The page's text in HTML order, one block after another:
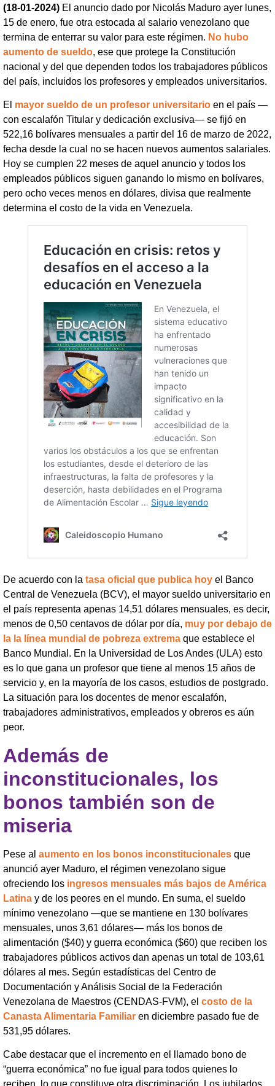
(18-01-2024) El anuncio dado por Nicolás Maduro ayer lunes,
15 de enero, fue otra estocada al salario venezolano que
termina de enterrar su valor para este régimen. No hubo
aumento de sueldo, ese que protege la Constitución
nacional y del que dependen todos los trabajadores públicos
del país, incluidos los profesores y empleados universitarios.
El mayor sueldo de un profesor universitario en el país —
con escalafón Titular y dedicación exclusiva— se fijó en
522,16 bolívares mensuales a partir del 16 de marzo de 2022,
fecha desde la cual no se hacen nuevos aumentos salariales.
Hoy se cumplen 22 meses de aquel anuncio y todos los
empleados públicos siguen ganando lo mismo en bolívares,
pero ocho veces menos en dólares, divisa que realmente
determina el costo de la vida en Venezuela.
De acuerdo con la tasa oficial que publica hoy el Banco
Central de Venezuela (BCV), el mayor sueldo universitario en
el país representa apenas 14,51 dólares mensuales, es decir,
menos de 0,50 centavos de dólar por día, muy por debajo de
la la línea mundial de pobreza extrema que establece el
Banco Mundial. En la Universidad de Los Andes (ULA) esto
es lo que gana un profesor que tiene al menos 15 años de
servicio y, en la mayoría de los casos, estudios de postgrado.
La situación para los docentes de menor escalafón,
trabajadores administrativos, empleados y obreros es aún
peor.
Además de
inconstitucionales, los
bonos también son de
miseria
Pese al aumento en los bonos inconstitucionales que
anunció ayer Maduro, el régimen venezolano sigue
ofreciendo los ingresos mensuales más bajos de América
Latina y de los peores en el mundo. En suma, el sueldo
mínimo venezolano —que se mantiene en 130 bolívares
mensuales, unos 3,61 dólares— más los bonos de
alimentación ($40) y guerra económica ($60) que reciben los
trabajadores públicos activos dan apenas un total de 103,61
dólares al mes. Según estadísticas del Centro de
Documentación y Análisis Social de la Federación
Venezolana de Maestros (CENDAS-FVM), el costo de la
Canasta Alimentaria Familiar en diciembre pasado fue de
531,95 dólares.
Cabe destacar que el incremento en el llamado bono de
“guerra económica” no fue igual para todos quienes lo
reciben, lo que constituye otra discriminación. Los jubilados